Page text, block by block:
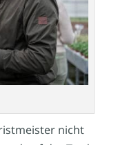
nicht